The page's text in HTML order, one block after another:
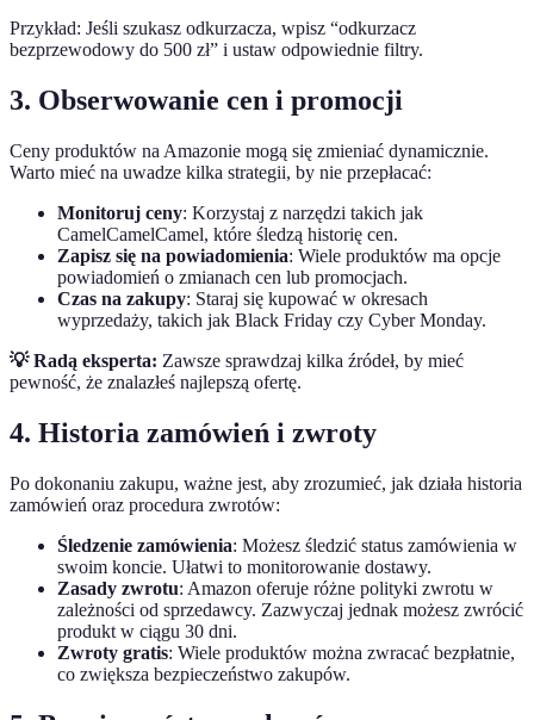
Przykład: Jeśli szukasz odkurzacza, wpisz “odkurzacz
bezprzewodowy do 500 zł” i ustaw odpowiednie filtry.
3. Obserwowanie cen i promocji
Ceny produktów na Amazonie mogą się zmieniać dynamicznie.
Warto mieć na uwadze kilka strategii, by nie przepłacać:
Monitoruj ceny: Korzystaj z narzędzi takich jak
CamelCamelCamel, które śledzą historię cen.
Zapisz się na powiadomienia: Wiele produktów ma opcje
powiadomień o zmianach cen lub promocjach.
Czas na zakupy: Staraj się kupować w okresach
wyprzedaży, takich jak Black Friday czy Cyber Monday.
💡 Radą eksperta: Zawsze sprawdzaj kilka źródeł, by mieć
pewność, że znalazłeś najlepszą ofertę.
4. Historia zamówień i zwroty
Po dokonaniu zakupu, ważne jest, aby zrozumieć, jak działa historia
zamówień oraz procedura zwrotów:
Śledzenie zamówienia: Możesz śledzić status zamówienia w
swoim koncie. Ułatwi to monitorowanie dostawy.
Zasady zwrotu: Amazon oferuje różne polityki zwrotu w
zależności od sprzedawcy. Zazwyczaj jednak możesz zwrócić
produkt w ciągu 30 dni.
Zwroty gratis: Wiele produktów można zwracać bezpłatnie,
co zwiększa bezpieczeństwo zakupów.